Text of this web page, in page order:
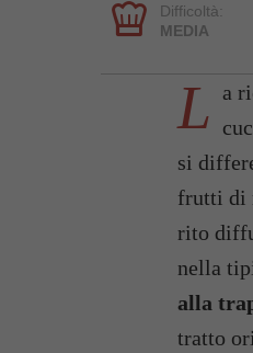
Difficoltà:
MEDIA
L a
si
frutti di
rito
nella
alla
tratto